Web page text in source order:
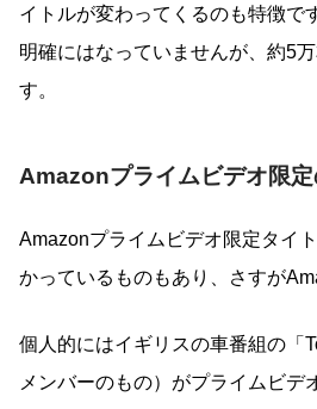
イトルが変わってくるのも特徴で
明確にはなっていませんが、約5
す。
Amazonプライムビデオ限
Amazonプライムビデオ限定タイ
かっているものもあり、さすが
個人的にはイギリスの車番組の「
メンバーのもの）がプライムビデ